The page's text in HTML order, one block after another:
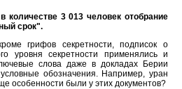
количестве 3 013 человек отобрание
срок".
грифов секретности, подписок о
уровня секретности применялись и
слова даже в докладах Берии
обозначения. Например, уран
особенности были у этих документов?